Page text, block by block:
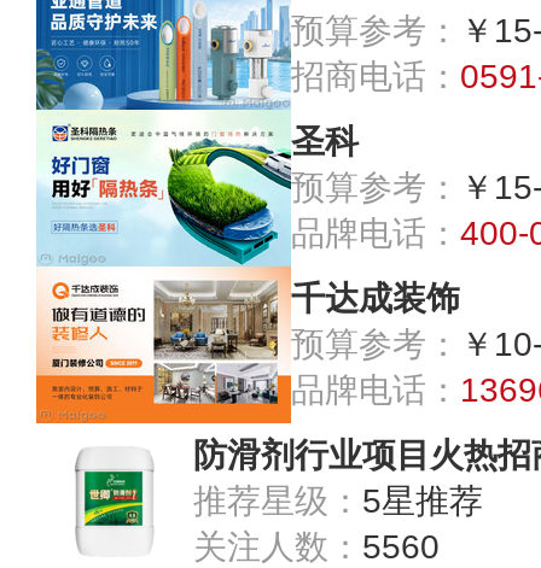
预算参考：
￥
招商电话：
圣科
预算参考：
￥
品牌电话： 400-
千达成装饰
预算参考：
￥
品牌电话：
防滑剂行业项目火热招
推荐星级： 5星推荐
关注人数： 5560